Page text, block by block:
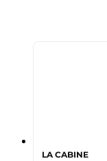
LA CABINE